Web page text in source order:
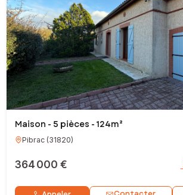
Maison - 5 pièces - 124m²
Pibrac(31820)
364 000 €